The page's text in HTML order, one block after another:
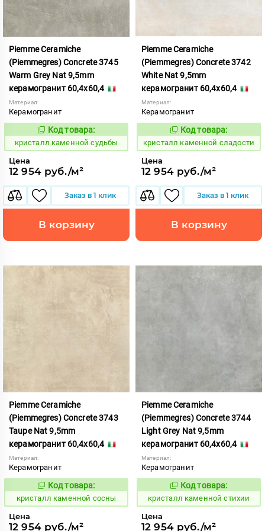
Piemme Ceramiche
(Piemmegres) Concrete 3745
Warm Grey Nat 9,5mm
керамогранит 60,4x60,4
Материал:
Керамогранит
817224
Код товара:
кристалл каменной судьбы
Цена
12 954 руб./м²
Заказ в 1 клик
В корзину
Piemme Ceramiche
(Piemmegres) Concrete 3742
White Nat 9,5mm
керамогранит 60,4x60,4
Материал:
Керамогранит
817220
Код товара:
кристалл каменной сладости
Цена
12 954 руб./м²
Заказ в 1 клик
В корзину
Piemme Ceramiche
(Piemmegres) Concrete 3743
Taupe Nat 9,5mm
керамогранит 60,4x60,4
Материал:
Керамогранит
817222
Код товара:
кристалл каменной сосны
Цена
12 954 руб./м²
Piemme Ceramiche
(Piemmegres) Concrete 3744
Light Grey Nat 9,5mm
керамогранит 60,4x60,4
Материал:
Керамогранит
817223
Код товара:
кристалл каменной стихии
Цена
12 954 руб./м²